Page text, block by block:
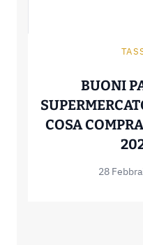
BUONI
COSA
28